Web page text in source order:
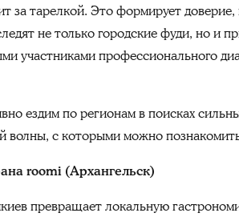
за тарелкой. Это формирует
не только городские фуди, но и
участниками профессионального
ездим по регионам в поисках
волны, с которыми можно
roomi (Архангельск)
превращает локальную